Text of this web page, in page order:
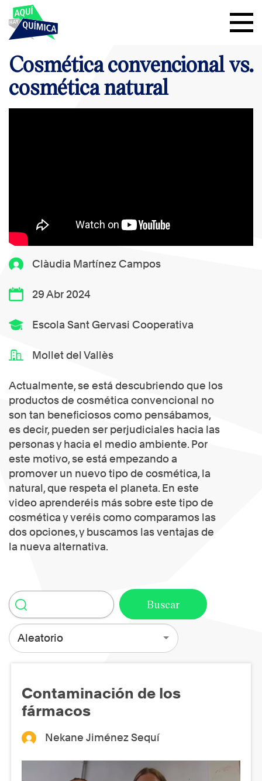
Clàudia Martínez Campos
29 Abr 2024
Escola Sant Gervasi Cooperativa
Mollet del Vallès
Actualmente, se está descubriendo que los
productos de cosmética convencional no
son tan beneficiosos como pensábamos,
es decir, pueden ser perjudiciales hacia las
personas y hacia el medio ambiente. Por
este motivo, se está empezando a
promover un nuevo tipo de cosmética, la
natural, que respeta el planeta. En este
video aprenderéis más sobre este tipo de
cosmética y veréis como comparamos las
dos opciones, y buscamos las ventajas de
la nueva alternativa.
Cosmética convencional vs.
cosmética natural
Aleatorio
Contaminación de los
fármacos
Nekane Jiménez Sequí